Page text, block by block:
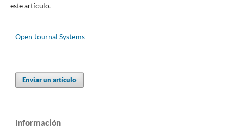
este artículo.
Open Journal Systems
Enviar un artículo
Información